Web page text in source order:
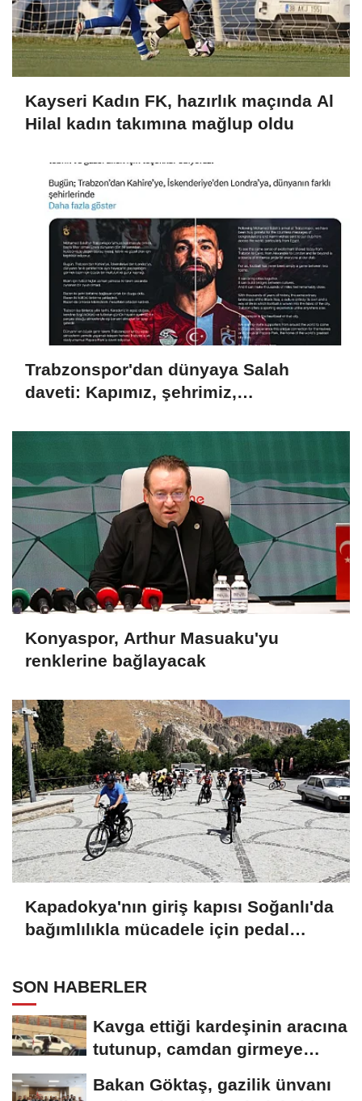
Kayseri Kadın FK, hazırlık maçında Al
Hilal kadın takımına mağlup oldu
Trabzonspor'dan dünyaya Salah
daveti: Kapımız, şehrimiz,
Konyaspor, Arthur Masuaku'yu
renklerine bağlayacak
Kapadokya'nın giriş kapısı Soğanlı'da
bağımlılıkla mücadele için pedal
SON HABERLER
Kavga ettiği kardeşinin aracına
tutunup, camdan girmeye
Bakan Göktaş, gazilik ünvanı